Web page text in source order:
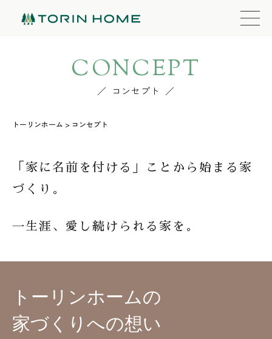
CONCEPT
コンセプト
トーリンホーム > コンセプト
「家に名前を付ける」ことから始まる家
づくり。
一生涯、愛し続けられる家を。
トーリンホームの
家づくりへの想い